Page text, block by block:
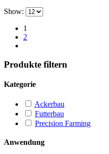
Show:
1
2
Produkte filtern
Kategorie
Ackerbau
Futterbau
Precision Farming
Anwendung